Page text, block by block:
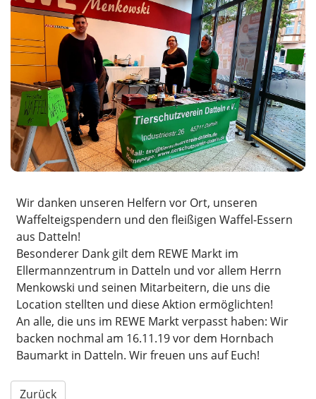
Wir danken unseren Helfern vor Ort, unseren
Waffelteigspendern und den fleißigen Waffel-Essern
aus Datteln!
Besonderer Dank gilt dem REWE Markt im
Ellermannzentrum in Datteln und vor allem Herrn
Menkowski und seinen Mitarbeitern, die uns die
Location stellten und diese Aktion ermöglichten!
An alle, die uns im REWE Markt verpasst haben: Wir
backen nochmal am 16.11.19 vor dem Hornbach
Baumarkt in Datteln. Wir freuen uns auf Euch!
Zurück